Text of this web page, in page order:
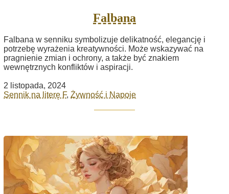
Falbana
Falbana w senniku symbolizuje delikatność, elegancję i
potrzebę wyrażenia kreatywności. Może wskazywać na
pragnienie zmian i ochrony, a także być znakiem
wewnętrznych konfliktów i aspiracji.
2 listopada, 2024
Sennik na literę F, Żywność i Napoje